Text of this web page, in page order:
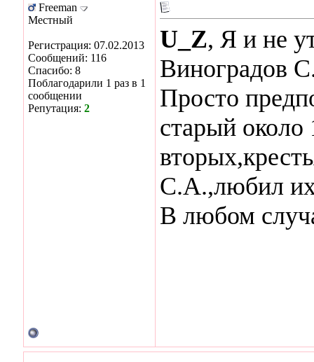
Freeman
Местный
Регистрация: 07.02.2013
Сообщений: 116
Спасибо: 8
Поблагодарили 1 раз в 1
сообщении
Репутация: 2
U_Z, Я и не
Виноградов
Просто
старый около
С.А.,любил
В любом